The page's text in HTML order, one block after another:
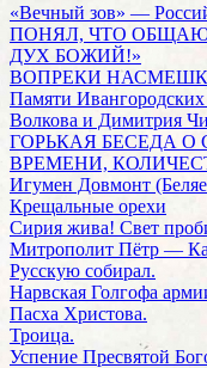
«Вечный зов» —
ПОНЯЛ, ЧТО
ДУХ БОЖИЙ!»
ВОПРЕКИ
Памяти
Волкова и Димитрия
ГОРЬКАЯ БЕСЕДА
ВРЕМЕНИ,
Игумен Довмонт
Крещальные орехи
Сирия жива! Свет
Митрополит Пётр —
Русскую собирал.
Нарвская Голгофа
Пасха Христова.
Троица.
Успение Пресвятой